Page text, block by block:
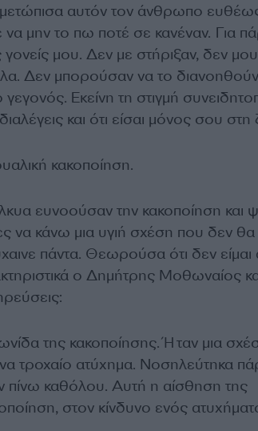
αυτόν τον άνθρωπο
μην το πω ποτέ σε κανέναν. Για
μου. Δεν με στήριξαν, δεν μου
Δεν μπορούσαν να το
Εκείνη τη στιγμή
και ότι είσαι μόνος σου
κακοποίηση.
ευνοούσαν την κακοποίηση και
να κάνω μια υγιή σχέση που δεν θα
πάντα. Θεωρούσα ότι δεν είμαι
ο Δημήτρης Μοθωναίος
της κακοποίησης. Ήταν μια
τροχαίο ατύχημα. Νοσηλεύτηκα
πίνω καθόλου. Αυτή η αίσθηση της
στον κίνδυνο ενός